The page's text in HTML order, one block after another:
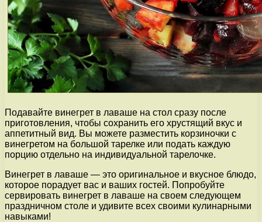
Подавайте винегрет в лаваше на стол сразу после
приготовления, чтобы сохранить его хрустящий вкус и
аппетитный вид. Вы можете разместить корзиночки с
винегретом на большой тарелке или подать каждую
порцию отдельно на индивидуальной тарелочке.
Винегрет в лаваше — это оригинальное и вкусное блюдо,
которое порадует вас и ваших гостей. Попробуйте
сервировать винегрет в лаваше на своем следующем
праздничном столе и удивите всех своими кулинарными
навыками!